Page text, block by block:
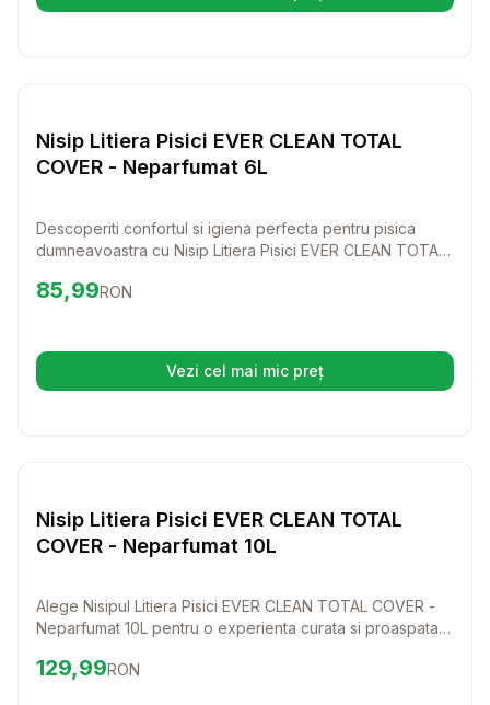
Nisip si Litiere
Nisip Litiera Pisici EVER CLEAN TOTAL
COVER - Neparfumat 6L
Descoperiti confortul si igiena perfecta pentru pisica
dumneavoastra cu Nisip Litiera Pisici EVER CLEAN TOTAL
mirosurile si mentine litiera proaspata, oferind o
Preț:85.99
85,99RON
Vezi cel mai mic preț(se deschide într-o filă nouă)
Nisip si Litiere
Nisip Litiera Pisici EVER CLEAN TOTAL
COVER - Neparfumat 10L
Alege Nisipul Litiera Pisici EVER CLEAN TOTAL COVER -
Neparfumat 10L pentru o experienta curata si proaspata
calitate superioara ofera o putere excelenta de
Preț: 129.99
129,99RON